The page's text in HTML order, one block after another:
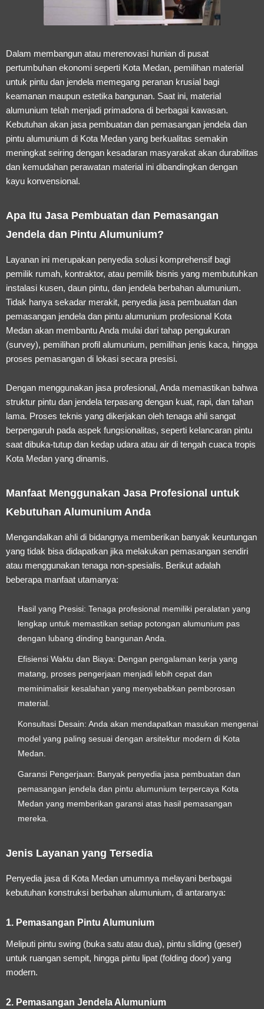
Dalam membangun atau merenovasi hunian di pusat
pertumbuhan ekonomi seperti Kota Medan, pemilihan material
untuk pintu dan jendela memegang peranan krusial bagi
keamanan maupun estetika bangunan. Saat ini, material
alumunium telah menjadi primadona di berbagai kawasan.
Kebutuhan akan jasa pembuatan dan pemasangan jendela dan
pintu alumunium di Kota Medan yang berkualitas semakin
meningkat seiring dengan kesadaran masyarakat akan durabilitas
dan kemudahan perawatan material ini dibandingkan dengan
kayu konvensional.
Apa Itu Jasa Pembuatan dan Pemasangan
Jendela dan Pintu Alumunium?
Layanan ini merupakan penyedia solusi komprehensif bagi
pemilik rumah, kontraktor, atau pemilik bisnis yang membutuhkan
instalasi kusen, daun pintu, dan jendela berbahan alumunium.
Tidak hanya sekadar merakit, penyedia jasa pembuatan dan
pemasangan jendela dan pintu alumunium profesional Kota
Medan akan membantu Anda mulai dari tahap pengukuran
(survey), pemilihan profil alumunium, pemilihan jenis kaca, hingga
proses pemasangan di lokasi secara presisi.
Dengan menggunakan jasa profesional, Anda memastikan bahwa
struktur pintu dan jendela terpasang dengan kuat, rapi, dan tahan
lama. Proses teknis yang dikerjakan oleh tenaga ahli sangat
berpengaruh pada aspek fungsionalitas, seperti kelancaran pintu
saat dibuka-tutup dan kedap udara atau air di tengah cuaca tropis
Kota Medan yang dinamis.
Manfaat Menggunakan Jasa Profesional untuk
Kebutuhan Alumunium Anda
Mengandalkan ahli di bidangnya memberikan banyak keuntungan
yang tidak bisa didapatkan jika melakukan pemasangan sendiri
atau menggunakan tenaga non-spesialis. Berikut adalah
beberapa manfaat utamanya:
Hasil yang Presisi: Tenaga profesional memiliki peralatan yang
lengkap untuk memastikan setiap potongan alumunium pas
dengan lubang dinding bangunan Anda.
Efisiensi Waktu dan Biaya: Dengan pengalaman kerja yang
matang, proses pengerjaan menjadi lebih cepat dan
meminimalisir kesalahan yang menyebabkan pemborosan
material.
Konsultasi Desain: Anda akan mendapatkan masukan mengenai
model yang paling sesuai dengan arsitektur modern di Kota
Medan.
Garansi Pengerjaan: Banyak penyedia jasa pembuatan dan
pemasangan jendela dan pintu alumunium terpercaya Kota
Medan yang memberikan garansi atas hasil pemasangan
mereka.
Jenis Layanan yang Tersedia
Penyedia jasa di Kota Medan umumnya melayani berbagai
kebutuhan konstruksi berbahan alumunium, di antaranya:
1. Pemasangan Pintu Alumunium
Meliputi pintu swing (buka satu atau dua), pintu sliding (geser)
untuk ruangan sempit, hingga pintu lipat (folding door) yang
modern.
2. Pemasangan Jendela Alumunium